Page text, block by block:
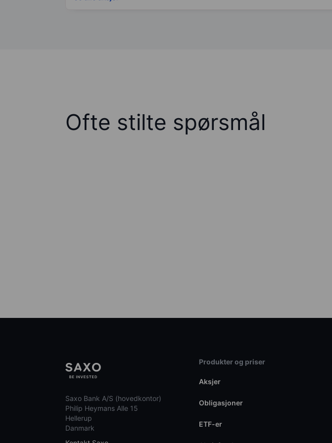
Ofte stilte spørsmål
Saxo Bank A/S (hovedkontor)
Philip Heymans Alle 15
Hellerup
Danmark
Produkter og priser
Aksjer
Obligasjoner
ETF-er